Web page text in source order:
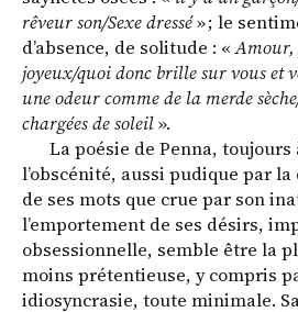
rêveur son/Sexe dressé» ; le
d’absence, de solitude : «Amour,
joyeux/quoi donc brille sur vous et
une odeur comme de la merde
chargées de soleil».
La poésie de Penna,
l’obscénité, aussi pudique par
de ses mots que crue par son
l’emportement de ses désirs,
obsessionnelle, semble être la
moins prétentieuse, y compris
idiosyncrasie, toute minimale.